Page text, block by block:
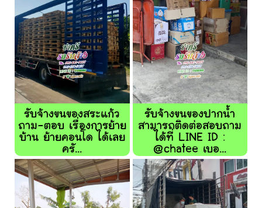
รับจ้างขนของสระแก้ว
ถาม-ตอบ เรื่องการย้าย
บ้าน ย้ายคอนโด ได้เลย
ครั...
รับจ้างขนของปากน้ำ
สามารถติดต่อสอบถาม
ได้ที่ LINE ID :
@chatee เบอ...